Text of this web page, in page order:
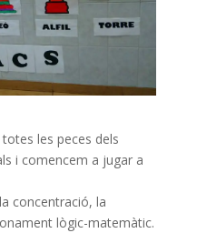
les peces dels
i comencem a jugar a
concentració, la
lògic-matemàtic.